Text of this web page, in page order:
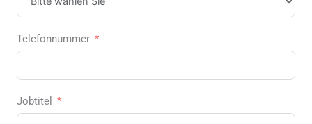
Telefonnummer
Jobtitel